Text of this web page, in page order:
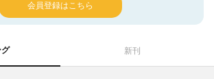
会員登録はこちら
新刊